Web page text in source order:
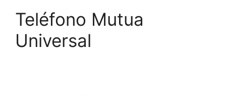
Teléfono Mutua
Universal